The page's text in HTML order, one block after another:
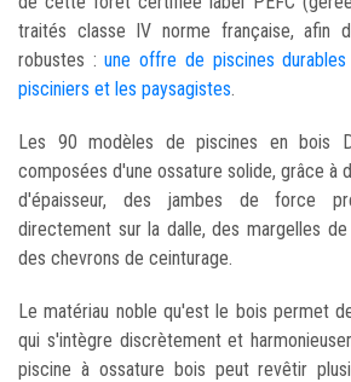
traités classe IV norme française, afin
robustes :une offre de piscines
pisciniers et les paysagistes
Les 90 modèles de piscines en bois
composées d'une ossature solide, grâce à
d'épaisseur, des jambes de force
directement sur la dalle, des margelles
des chevrons de ceinturage.
Le matériau noble qu'est le bois permet
qui s'intègre discrètement et
piscine à ossature bois peut revêtir